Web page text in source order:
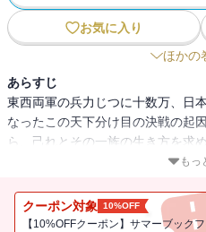
お気に入り
ほかの
あらすじ
東西両軍の兵力じつに十数万、日
なったこの天下分け目の決戦の起
ら、己れとその一族の生き方を求
間像を浮彫りにする壮大な歴史絵
安泰を守ろうとする石田三成はい
もっ
クーポン対象 10%OFF
【10%OFFクーポン】サマーブック